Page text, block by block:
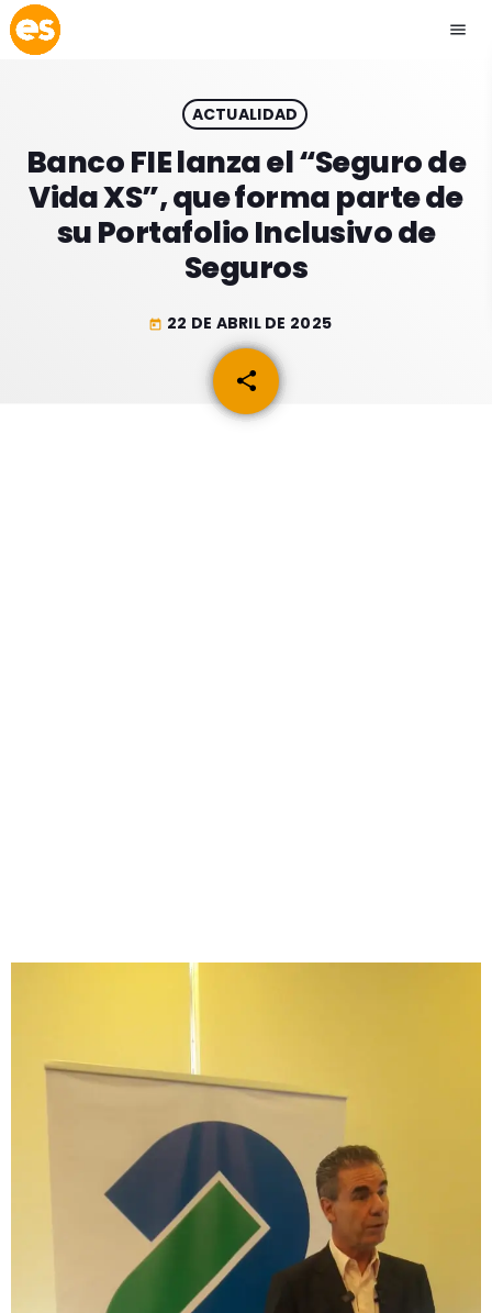
menu
play_arrow EMISIÓN LA PAZ
play_arrow EMISIÓN COCHABAMBA
ESLATINO NEWS
ACTUALIDAD
Banco FIE lanza el “Seguro de
Vida XS”, que forma parte de
su Portafolio Inclusivo de
Seguros
today 22 DE ABRIL DE 2025
share
email